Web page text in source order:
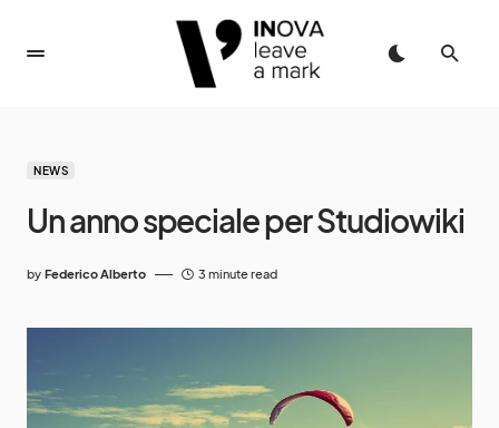
NEWS
Un anno speciale per Studiowiki
by Federico Alberto 3 minute read